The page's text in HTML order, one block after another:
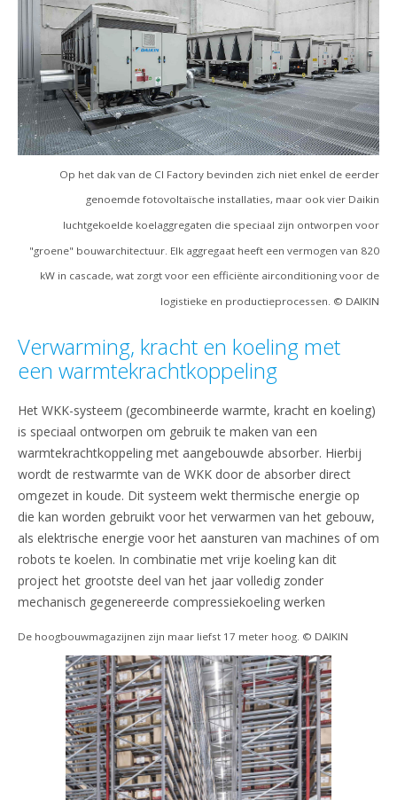
Op het dak van de CI Factory bevinden zich niet enkel de eerder
genoemde fotovoltaïsche installaties, maar ook vier Daikin
luchtgekoelde koelaggregaten die speciaal zijn ontworpen voor
"groene" bouwarchitectuur. Elk aggregaat heeft een vermogen van 820
kW in cascade, wat zorgt voor een efficiënte airconditioning voor de
logistieke en productieprocessen. © DAIKIN
Verwarming, kracht en koeling met
een warmtekrachtkoppeling
Het WKK-systeem (gecombineerde warmte, kracht en koeling)
is speciaal ontworpen om gebruik te maken van een
warmtekrachtkoppeling met aangebouwde absorber. Hierbij
wordt de restwarmte van de WKK door de absorber direct
omgezet in koude. Dit systeem wekt thermische energie op
die kan worden gebruikt voor het verwarmen van het gebouw,
als elektrische energie voor het aansturen van machines of om
robots te koelen. In combinatie met vrije koeling kan dit
project het grootste deel van het jaar volledig zonder
mechanisch gegenereerde compressiekoeling werken
De hoogbouwmagazijnen zijn maar liefst 17 meter hoog. © DAIKIN